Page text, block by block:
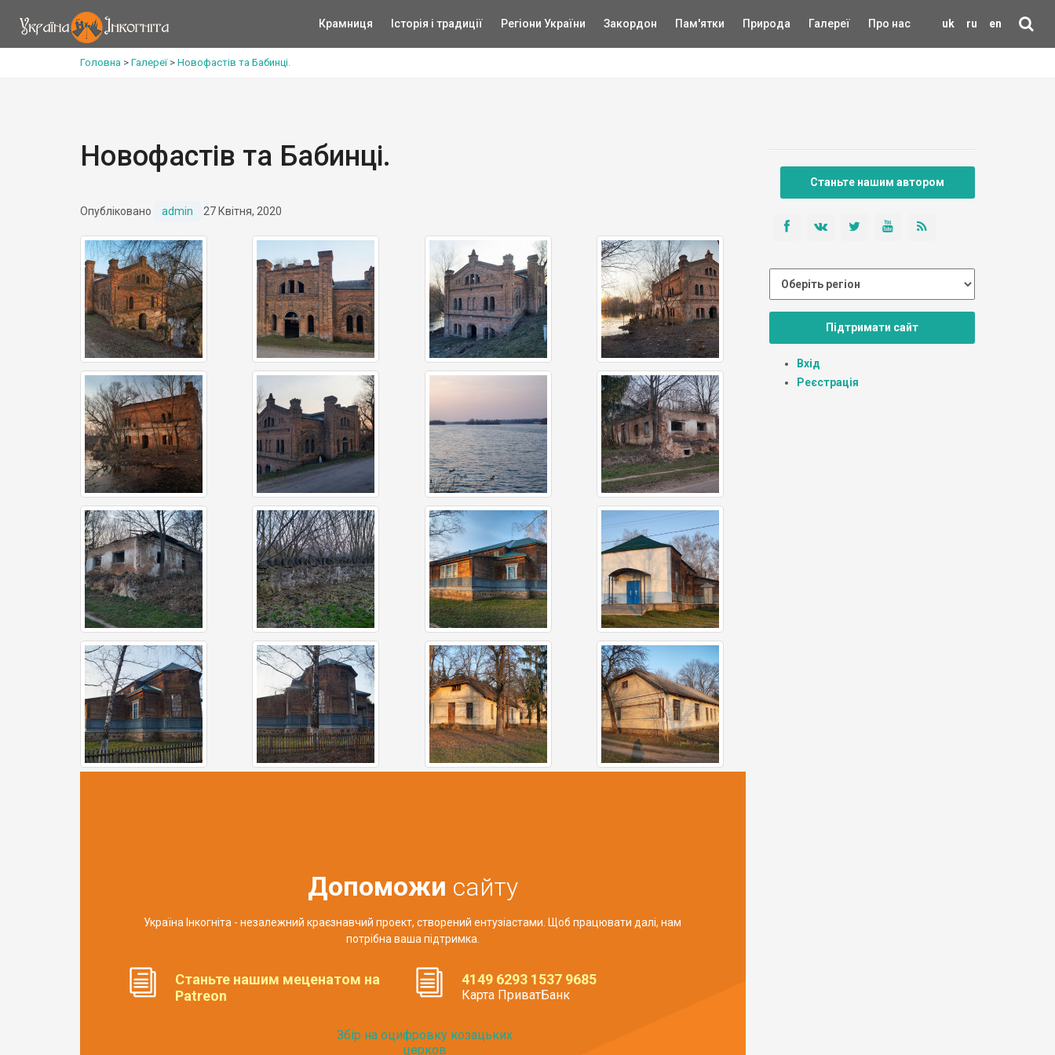
uk ru en
Крамниця Історія і традиції Регіони України Закордон Пам'ятки Природа Галереї Про нас
Головна > Галереї> Новофастів та Бабинці.
Новофастів та Бабинці.
Опубліковано admin 27 Квітня, 2020
Допоможи сайту
Україна Інкогніта - незалежний краєзнавчий проект, створений ентузіастами. Щоб працювати далі, нам
потрібна ваша підтримка.
Станьте нашим меценатом на
Patreon
4149 6293 1537 9685
Карта ПриватБанк
Збір на оцифровку козацьких
церков
Станьте нашим автором
Підтримати сайт
Вхід
Реєстрація